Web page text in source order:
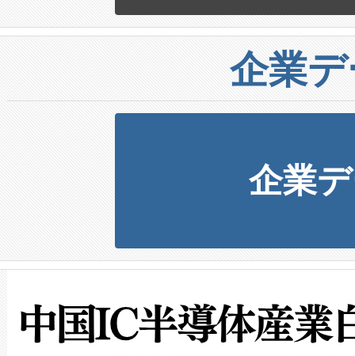
企業
企業